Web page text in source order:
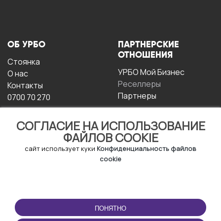
СОГЛАСИЕ НА ИСПОЛЬЗОВАНИЕ
ФАЙЛОВ COOKIE
сайт использует куки Конфиденциальность файлов
cookie
ПОНЯТНО
ОБ УРБО
Стоянка
О нас
Контакты
0700 70 270
ПАРТНЕРСКИЕ
ОТНОШЕНИЯ
УРБО Мой Бизнес
Реселлеры
Партнеры
ЭКСПЛУАТАЦИИ
Условия и положения
ПРИЛОЖЕНИЕ